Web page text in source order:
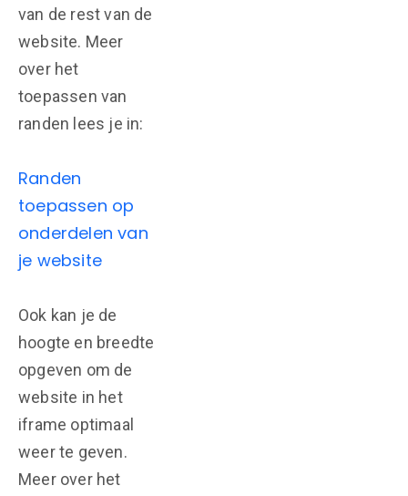
van de rest van de
website. Meer
over het
toepassen van
randen lees je in:
Randen
toepassen op
onderdelen van
je website
Ook kan je de
hoogte en breedte
opgeven om de
website in het
iframe optimaal
weer te geven.
Meer over het